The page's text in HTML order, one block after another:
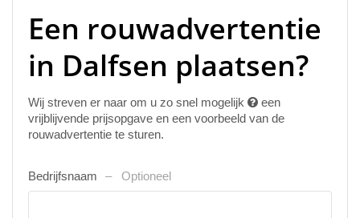
Een rouwadvertentie
in Dalfsen plaatsen?
Wij streven er naar om u zo snel mogelijk
een
vrijblijvende prijsopgave en een voorbeeld van de
rouwadvertentie te sturen.
Bedrijfsnaam Optioneel